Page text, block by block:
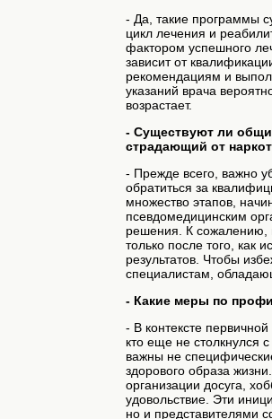
- Да, такие программы
цикл лечения и
фактором успешного
зависит от
рекомендациям и
указаний врача
возрастает.
- Существуют ли
страдающий от
- Прежде всего, важно
обратиться за
множество этапов,
псевдомедицинским
решения. К сожалению,
только после того, как
результатов. Чтобы
специалистам,
- Какие меры по
- В контексте
кто еще не столкнулся
важны не
здорового образа
организации досуга,
удовольствие. Эти
но и представителями